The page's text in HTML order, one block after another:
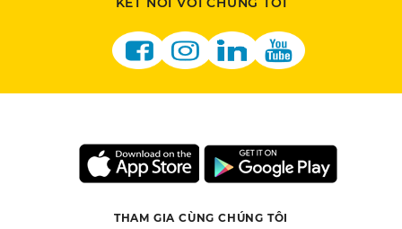
THAM GIA CÙNG CHÚNG TÔI